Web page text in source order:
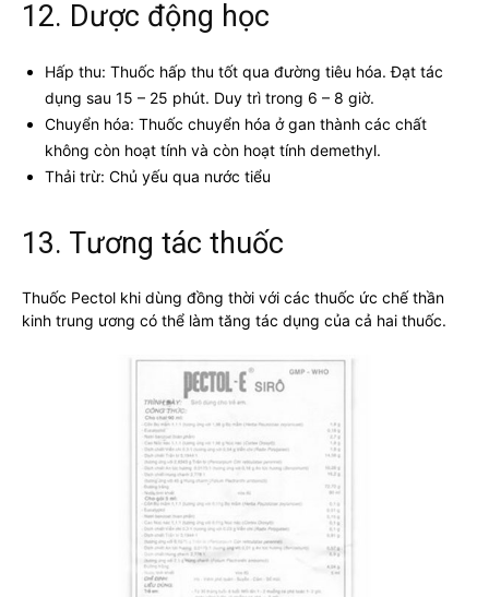
12. Dược động học
Hấp thu: Thuốc hấp thu tốt qua đường tiêu hóa. Đạt tác
dụng sau 15 – 25 phút. Duy trì trong 6 – 8 giờ.
Chuyển hóa: Thuốc chuyển hóa ở gan thành các chất
không còn hoạt tính và còn hoạt tính demethyl.
Thải trừ: Chủ yếu qua nước tiểu
13. Tương tác thuốc
Thuốc Pectol khi dùng đồng thời với các thuốc ức chế thần
kinh trung ương có thể làm tăng tác dụng của cả hai thuốc.